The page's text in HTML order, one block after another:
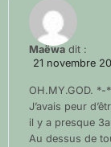
Maëwa dit :
21 novembre
OH.MY.GOD. *-*
J’avais peur
il y a presque
Au dessus de